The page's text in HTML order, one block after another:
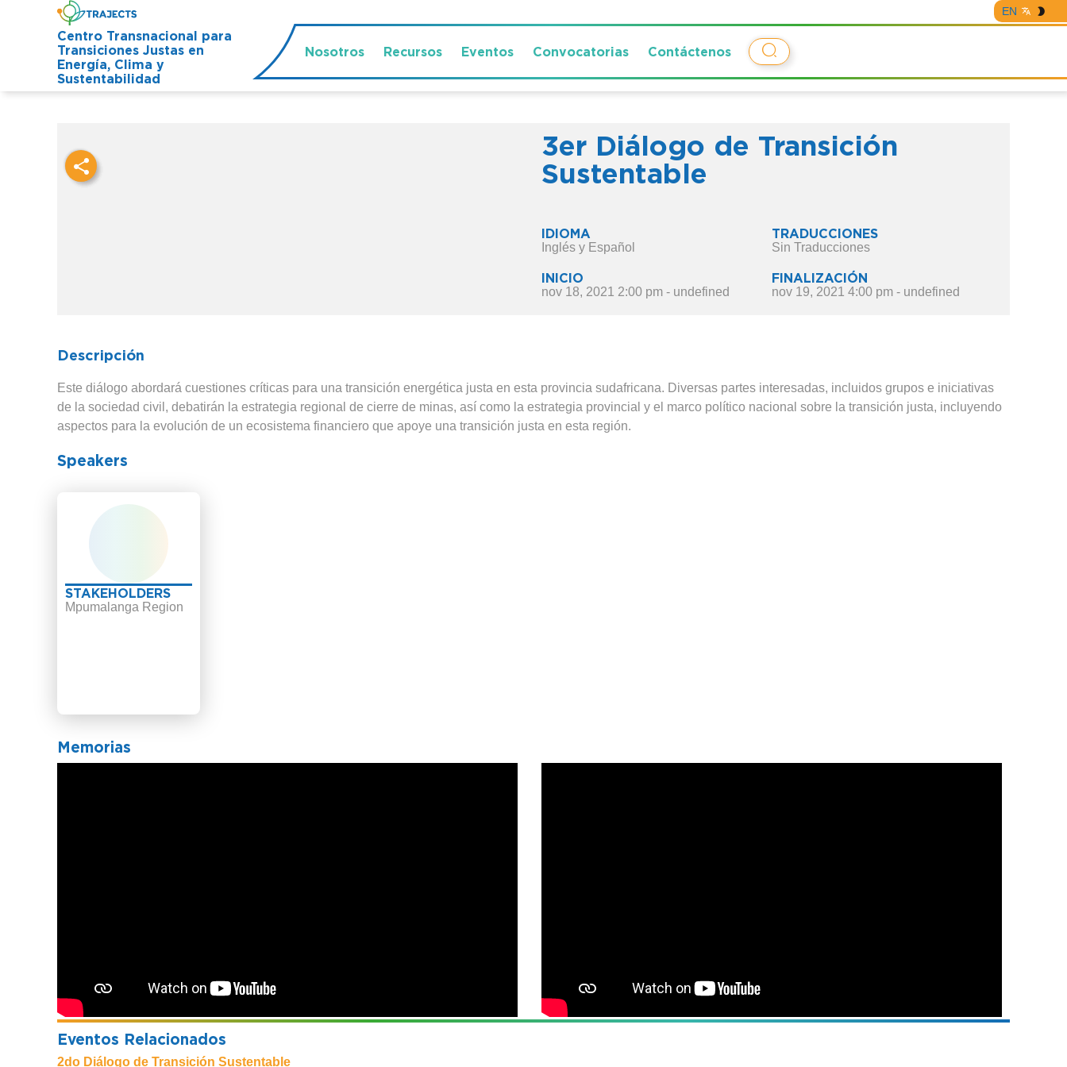
EN
Centro Transnacional para
Transiciones Justas en
Energía, Clima y
Sustentabilidad
Nosotros Recursos Eventos Convocatorias Contáctenos
3er Diálogo de Transición
Sustentable
IDIOMA
Inglés y Español
TRADUCCIONES
Sin Traducciones
INICIO
nov 18, 2021 2:00 pm - undefined
FINALIZACIÓN
nov 19, 2021 4:00 pm - undefined
Descripción
Este diálogo abordará cuestiones críticas para una transición energética justa en esta provincia sudafricana. Diversas partes interesadas, incluidos grupos e iniciativas
de la sociedad civil, debatirán la estrategia regional de cierre de minas, así como la estrategia provincial y el marco político nacional sobre la transición justa, incluyendo
aspectos para la evolución de un ecosistema financiero que apoye una transición justa en esta región.
Speakers
STAKEHOLDERS
Mpumalanga Region
Memorias
Eventos Relacionados
2do Diálogo de Transición Sustentable